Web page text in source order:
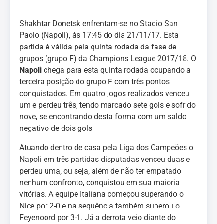
Shakhtar Donetsk enfrentam-se no Stadio San
Paolo (Napoli), às 17:45 do dia 21/11/17. Esta
partida é válida pela quinta rodada da fase de
grupos (grupo F) da Champions League 2017/18. O
Napoli chega para esta quinta rodada ocupando a
terceira posição do grupo F com três pontos
conquistados. Em quatro jogos realizados venceu
um e perdeu três, tendo marcado sete gols e sofrido
nove, se encontrando desta forma com um saldo
negativo de dois gols.
Atuando dentro de casa pela Liga dos Campeões o
Napoli em três partidas disputadas venceu duas e
perdeu uma, ou seja, além de não ter empatado
nenhum confronto, conquistou em sua maioria
vitórias. A equipe Italiana começou superando o
Nice por 2-0 e na sequência também superou o
Feyenoord por 3-1. Já a derrota veio diante do